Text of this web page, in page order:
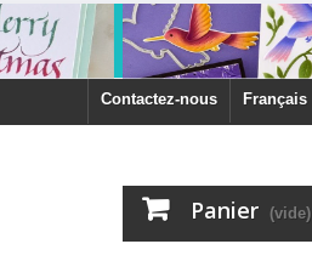
Français
Contactez-nous
Panier (vide)